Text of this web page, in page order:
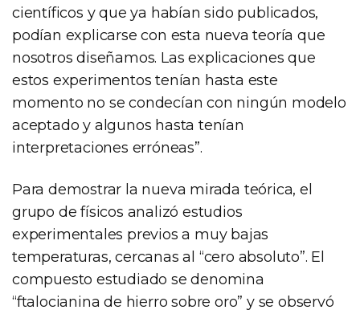
científicos y que ya habían sido publicados,
podían explicarse con esta nueva teoría que
nosotros diseñamos. Las explicaciones que
estos experimentos tenían hasta este
momento no se condecían con ningún modelo
aceptado y algunos hasta tenían
interpretaciones erróneas”.
Para demostrar la nueva mirada teórica, el
grupo de físicos analizó estudios
experimentales previos a muy bajas
temperaturas, cercanas al “cero absoluto”. El
compuesto estudiado se denomina
“ftalocianina de hierro sobre oro” y se observó